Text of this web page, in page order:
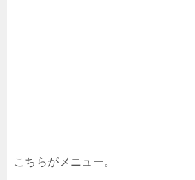
こちらがメニュー。